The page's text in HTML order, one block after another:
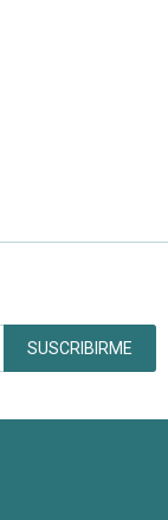
SUSCRIBIRME